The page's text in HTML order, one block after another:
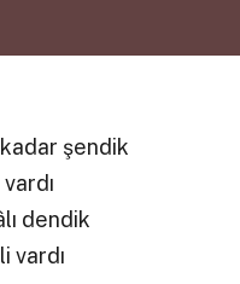
şendik
dendik
vardı